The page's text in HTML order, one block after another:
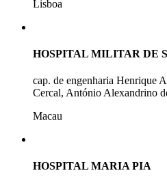
Lisboa
HOSPITAL MILITAR DE
cap. de engenharia Henrique
Cercal, António Alexandrino
Macau
HOSPITAL MARIA PIA